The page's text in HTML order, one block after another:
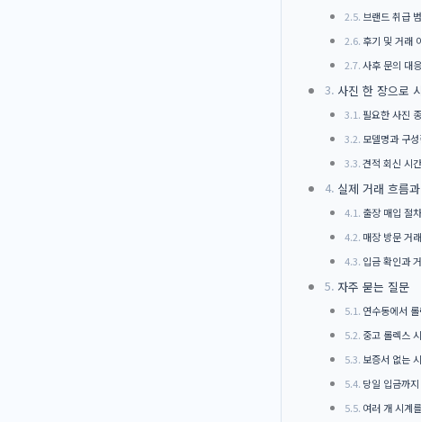
브랜드 취급
후기 및 거래
사후 문의 대응
사진 한 장으로
필요한 사진
모델명과 구
견적 회신 시간
실제 거래 흐름
출장 매입 절차
매장 방문 거래
입금 확인과
자주 묻는 질문
연수동에서
중고 롤렉스
보증서 없는
당일 입금까
여러 개 시계